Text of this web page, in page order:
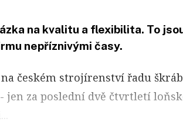
na kvalitu a flexibilita. To
nepříznivými časy.
českém strojírenství řadu
jen za poslední dvě čtvrtletí